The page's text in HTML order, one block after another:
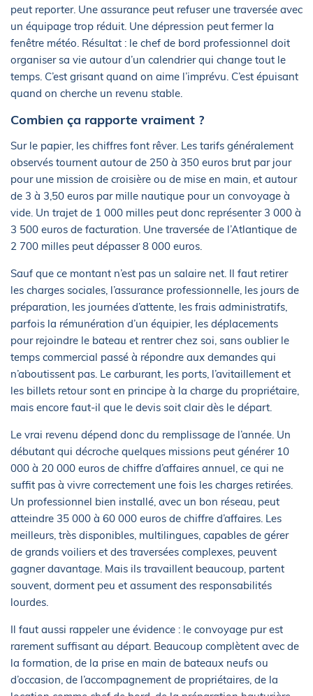
peut reporter. Une assurance peut refuser une traversée avec
un équipage trop réduit. Une dépression peut fermer la
fenêtre météo. Résultat : le chef de bord professionnel doit
organiser sa vie autour d’un calendrier qui change tout le
temps. C’est grisant quand on aime l’imprévu. C’est épuisant
quand on cherche un revenu stable.
Combien ça rapporte vraiment ?
Sur le papier, les chiffres font rêver. Les tarifs généralement
observés tournent autour de 250 à 350 euros brut par jour
pour une mission de croisière ou de mise en main, et autour
de 3 à 3,50 euros par mille nautique pour un convoyage à
vide. Un trajet de 1 000 milles peut donc représenter 3 000 à
3 500 euros de facturation. Une traversée de l’Atlantique de
2 700 milles peut dépasser 8 000 euros.
Sauf que ce montant n’est pas un salaire net. Il faut retirer
les charges sociales, l’assurance professionnelle, les jours de
préparation, les journées d’attente, les frais administratifs,
parfois la rémunération d’un équipier, les déplacements
pour rejoindre le bateau et rentrer chez soi, sans oublier le
temps commercial passé à répondre aux demandes qui
n’aboutissent pas. Le carburant, les ports, l’avitaillement et
les billets retour sont en principe à la charge du propriétaire,
mais encore faut-il que le devis soit clair dès le départ.
Le vrai revenu dépend donc du remplissage de l’année. Un
débutant qui décroche quelques missions peut générer 10
000 à 20 000 euros de chiffre d’affaires annuel, ce qui ne
suffit pas à vivre correctement une fois les charges retirées.
Un professionnel bien installé, avec un bon réseau, peut
atteindre 35 000 à 60 000 euros de chiffre d’affaires. Les
meilleurs, très disponibles, multilingues, capables de gérer
de grands voiliers et des traversées complexes, peuvent
gagner davantage. Mais ils travaillent beaucoup, partent
souvent, dorment peu et assument des responsabilités
lourdes.
Il faut aussi rappeler une évidence : le convoyage pur est
rarement suffisant au départ. Beaucoup complètent avec de
la formation, de la prise en main de bateaux neufs ou
d’occasion, de l’accompagnement de propriétaires, de la